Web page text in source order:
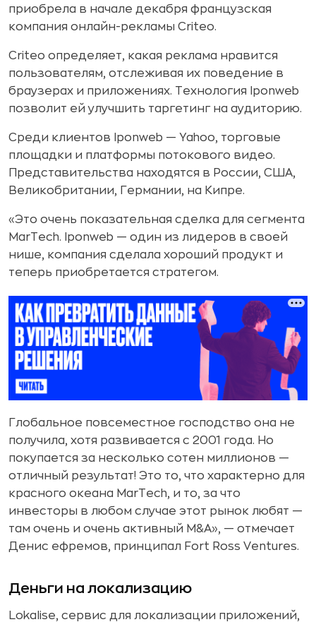
приобрела в начале декабря французская
компания онлайн-рекламы Criteo.
Criteo определяет, какая реклама нравится
пользователям, отслеживая их поведение в
браузерах и приложениях. Технология Iponweb
позволит ей улучшить таргетинг на аудиторию.
Среди клиентов Iponweb — Yahoo, торговые
площадки и платформы потокового видео.
Представительства находятся в России, США,
Великобритании, Германии, на Кипре.
«Это очень показательная сделка для сегмента
MarTech. Iponweb — один из лидеров в своей
нише, компания сделала хороший продукт и
теперь приобретается стратегом.
Глобальное повсеместное господство она не
получила, хотя развивается с 2001 года. Но
покупается за несколько сотен миллионов —
отличный результат! Это то, что характерно для
красного океана MarTech, и то, за что
инвесторы в любом случае этот рынок любят —
там очень и очень активный M&A», — отмечает
Денис ефремов, принципал Fort Ross Ventures.
Деньги на локализацию
Lokalise, сервис для локализации приложений,